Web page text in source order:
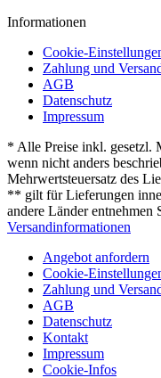
Informationen
Cookie-
Zahlung und
AGB
Datenschutz
Impressum
* Alle Preise inkl. gesetzl.
wenn nicht anders
Mehrwertsteuersatz des
** gilt für Lieferungen
andere Länder entnehmen
Versandinformationen
Angebot anfordern
Cookie-
Zahlung und
AGB
Datenschutz
Kontakt
Impressum
Cookie-Infos